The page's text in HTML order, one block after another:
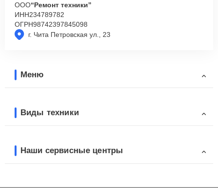
г. Чита Петровская ул., 23
ООО“Ремонт техники”
ИНН234789782
ОГРН98742397845098
Меню
Виды техники
Наши сервисные центры